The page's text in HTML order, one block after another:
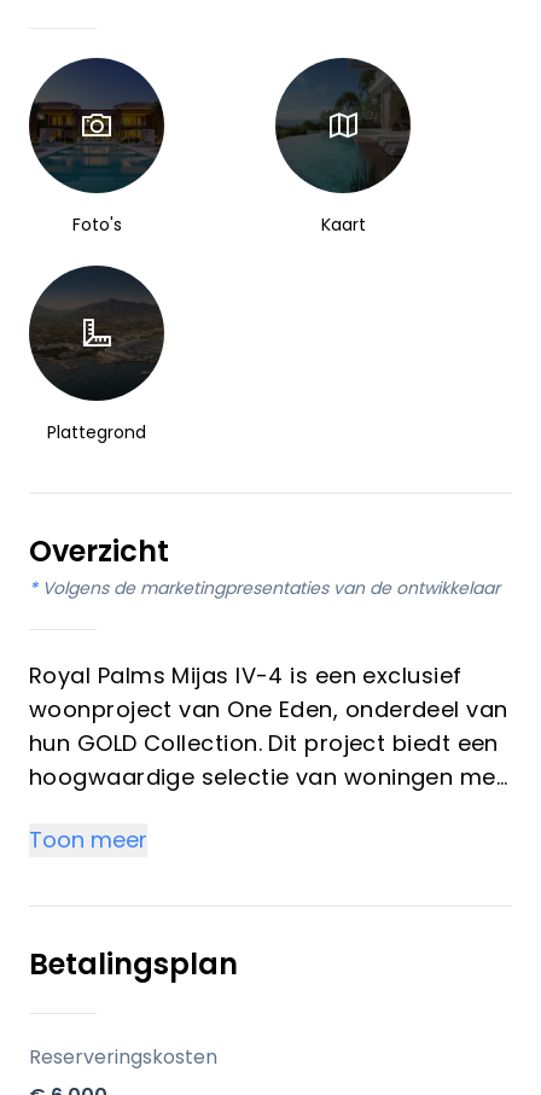
Foto's Kaart
Plattegrond
Overzicht
* Volgens de marketingpresentaties van de ontwikkelaar
Royal Palms Mijas IV-4 is een exclusief
woonproject van One Eden, onderdeel van
hun GOLD Collection. Dit project biedt een
hoogwaardige selectie van woningen met
gelegen in de gewilde regio Mijas Costa.
hoogwaardige woningen, ontworpen voor
zowel vakantiebewoning als
investeringspotentieel:
Belangrijkste onderscheidende
kenmerken
Toon meer
Betalingsplan
Reserveringskosten